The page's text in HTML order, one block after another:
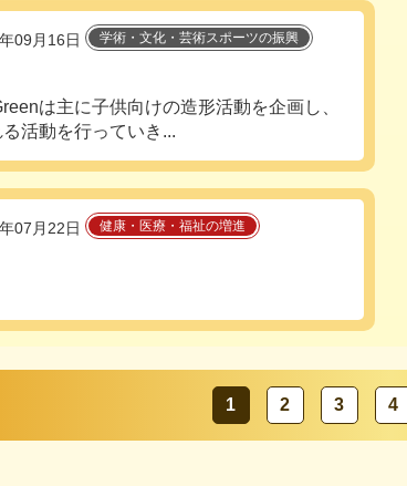
09月16日 学術・文化・芸術スポーツの振興
は主に子供向けの造形活動を企画し、
活動を行っていき...
07月22日 健康・医療・福祉の増進
1 2 3 4